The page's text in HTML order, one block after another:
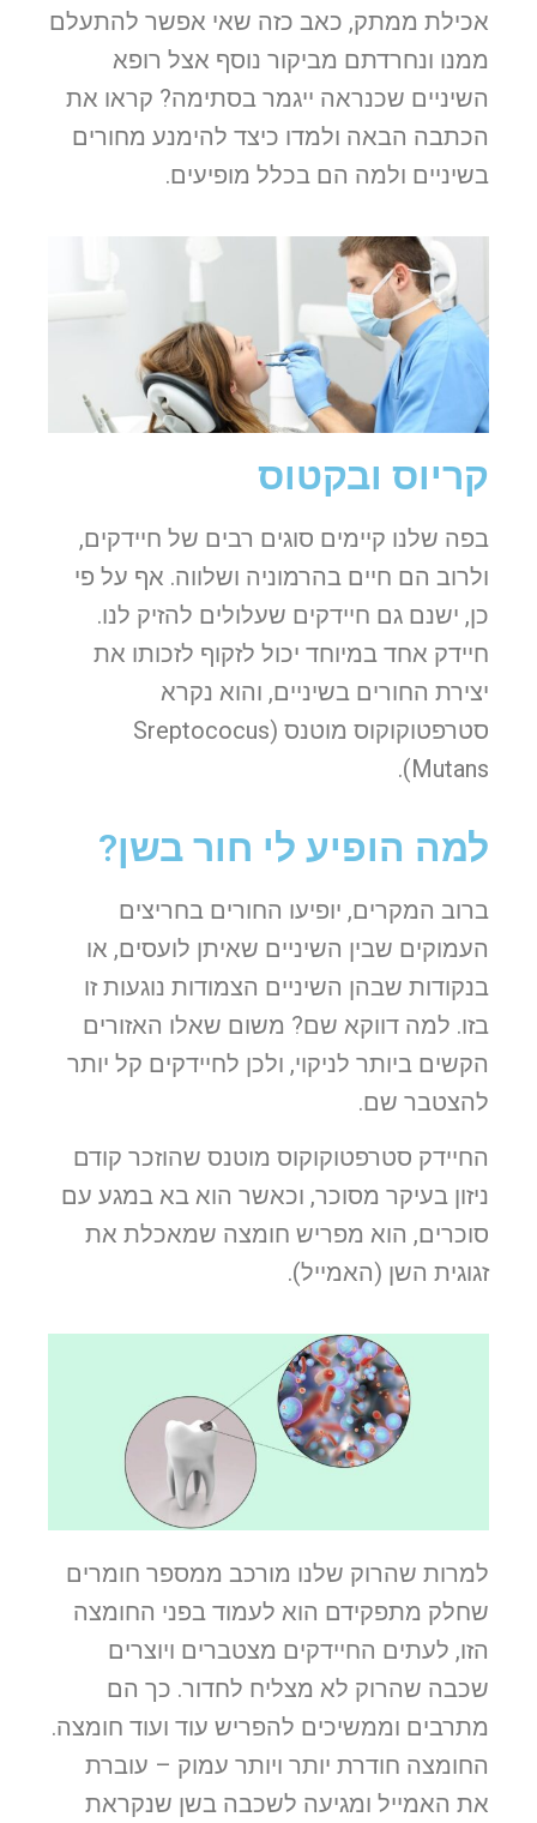
אכילת ממתק, כאב כזה שאי אפשר להתעלם
ממנו ונחרדתם מביקור נוסף אצל רופא
השיניים שכנראה ייגמר בסתימה? קראו את
הכתבה הבאה ולמדו כיצד להימנע מחורים
בשיניים ולמה הם בכלל מופיעים.
קריוס ובקטוס
בפה שלנו קיימים סוגים רבים של חיידקים,
ולרוב הם חיים בהרמוניה ושלווה. אף על פי
כן, ישנם גם חיידקים שעלולים להזיק לנו.
חיידק אחד במיוחד יכול לזקוף לזכותו את
יצירת החורים בשיניים, והוא נקרא
סטרפטוקוקוס מוטנס (Sreptococus
Mutans).
למה הופיע לי חור בשן?
ברוב המקרים, יופיעו החורים בחריצים
העמוקים שבין השיניים שאיתן לועסים, או
בנקודות שבהן השיניים הצמודות נוגעות זו
בזו. למה דווקא שם? משום שאלו האזורים
הקשים ביותר לניקוי, ולכן לחיידקים קל יותר
להצטבר שם.
החיידק סטרפטוקוקוס מוטנס שהוזכר קודם
ניזון בעיקר מסוכר, וכאשר הוא בא במגע עם
סוכרים, הוא מפריש חומצה שמאכלת את
זגוגית השן (האמייל).
למרות שהרוק שלנו מורכב ממספר חומרים
שחלק מתפקידם הוא לעמוד בפני החומצה
הזו, לעתים החיידקים מצטברים ויוצרים
שכבה שהרוק לא מצליח לחדור. כך הם
מתרבים וממשיכים להפריש עוד ועוד חומצה.
החומצה חודרת יותר ויותר עמוק – עוברת
את האמייל ומגיעה לשכבה בשן שנקראת